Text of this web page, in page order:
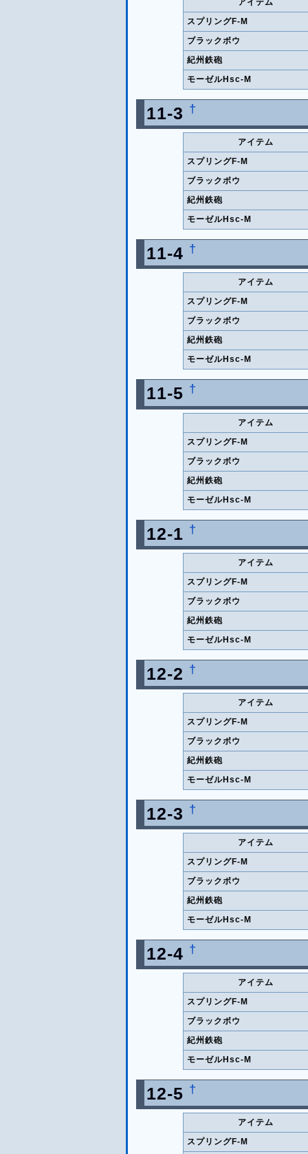
アイテム
スプリングF-M
ブラックボウ
紀州鉄砲
モーゼルHsc-M
11-3 †
アイテム
スプリングF-M
ブラックボウ
紀州鉄砲
モーゼルHsc-M
11-4 †
アイテム
スプリングF-M
ブラックボウ
紀州鉄砲
モーゼルHsc-M
11-5 †
アイテム
スプリングF-M
ブラックボウ
紀州鉄砲
モーゼルHsc-M
12-1 †
アイテム
スプリングF-M
ブラックボウ
紀州鉄砲
モーゼルHsc-M
12-2 †
アイテム
スプリングF-M
ブラックボウ
紀州鉄砲
モーゼルHsc-M
12-3 †
アイテム
スプリングF-M
ブラックボウ
紀州鉄砲
モーゼルHsc-M
12-4 †
アイテム
スプリングF-M
ブラックボウ
紀州鉄砲
モーゼルHsc-M
12-5 †
アイテム
スプリングF-M